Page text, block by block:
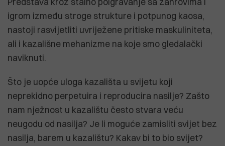
igrom između stroge strukture i potpunog kaosa,
nastoji rasvijetliti uvriježene pritiske maskuliniteta,
ali i kazališne mehanizme na koje smo gledalački
naviknuti.
Što je uopće uloga kazališta u svijetu koji
neprekidno perpetuira i reproducira nasilje? Zašto
nam nježnost u kazalištu često stvara veću
neugodu od nasilja? Je li moguće zamisliti svijet bez
nasilja, barem u kazalištu? Kakav bi to bio svijet?